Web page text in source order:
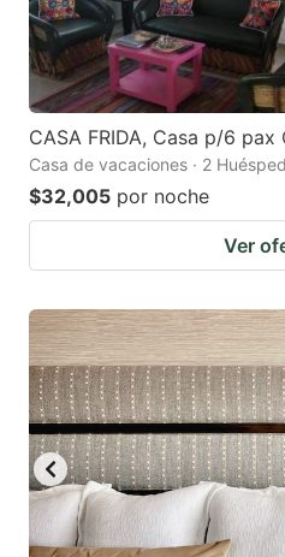
keyboard
shortcuts
for
changing
dates.
CASA FRIDA, Casa p/6
Casa de vacaciones · 2
$32,005 por noche
Ver